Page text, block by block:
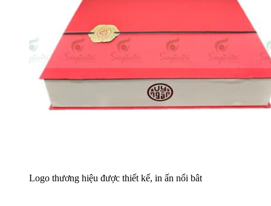
Logo thương hiệu được thiết kế, in ấn nổi bât